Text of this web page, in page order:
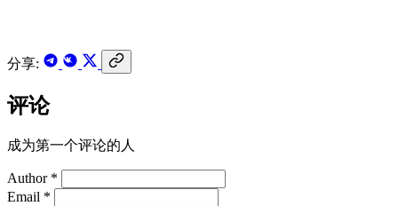
分享:
评论
成为第一个评论的人
Author *
Email *